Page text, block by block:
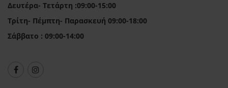
Δευτέρα- Τετάρτη :09:00-15:00
Τρίτη- Πέμπτη- Παρασκευή 09:00-18:00
Σάββατο : 09:00-14:00